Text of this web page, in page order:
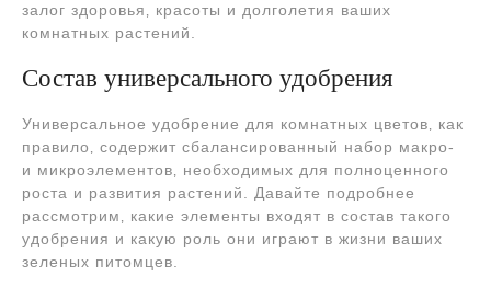
залог здоровья‚ красоты и долголетия ваших
комнатных растений.
Состав универсального удобрения
Универсальное удобрение для комнатных цветов‚ как
правило‚ содержит сбалансированный набор макро-
и микроэлементов‚ необходимых для полноценного
роста и развития растений. Давайте подробнее
рассмотрим‚ какие элементы входят в состав такого
удобрения и какую роль они играют в жизни ваших
зеленых питомцев.